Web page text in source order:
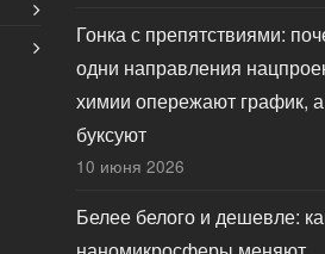
Гонка с препятствиями:
одни направления
химии опережают график,
буксуют
10 июня 2026
Белее белого и дешевле: